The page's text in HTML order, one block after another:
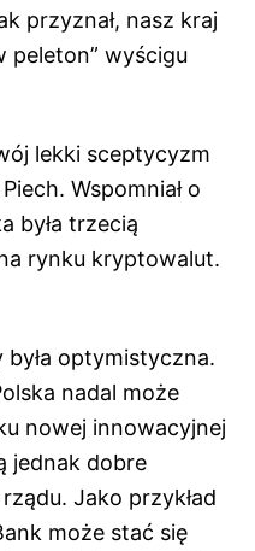
przyznał, nasz kraj
peleton” wyścigu
lekki sceptycyzm
Wspomniał o
była trzecią
rynku kryptowalut.
optymistyczna.
nadal może
nowej innowacyjnej
jednak dobre
Jako przykład
może stać się